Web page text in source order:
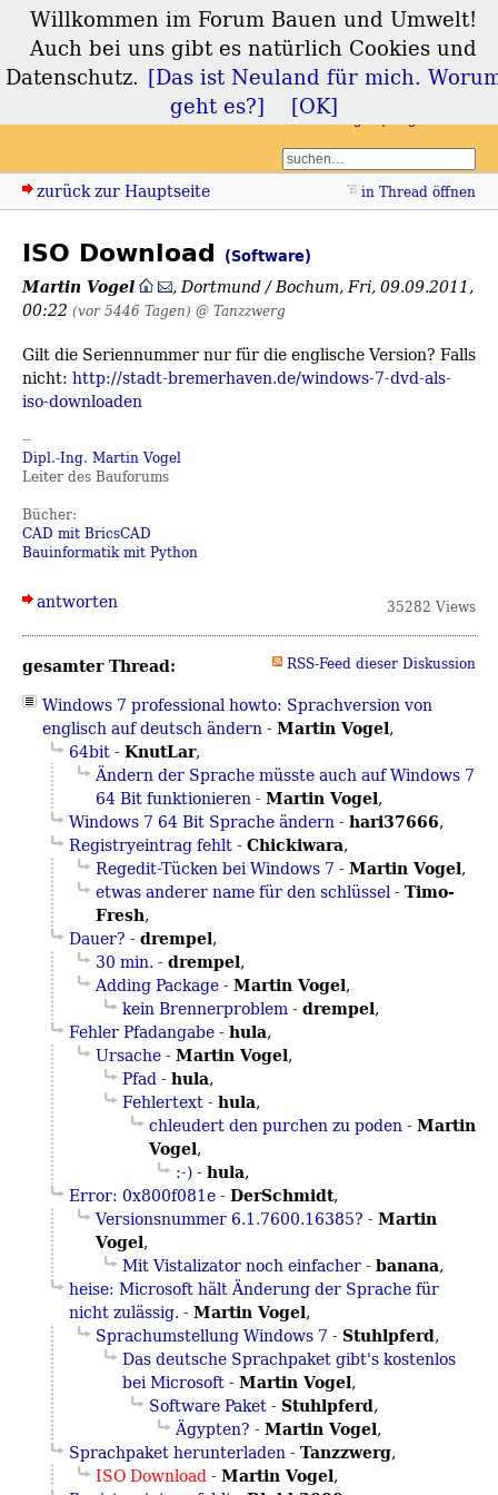
Forum Bauen und
Umwelt
zurück zur Hauptseite in Thread öffnen
ISO Download (Software)
Martin Vogel ,Dortmund / Bochum,Fri, 09.09.2011,
00:22 (vor 5446 Tagen) @ Tanzzwerg
Gilt die Seriennummer nur für die englische Version? Falls
nicht: http://stadt-bremerhaven.de/windows-7-dvd-als-
iso-downloaden
--
Dipl.-Ing. Martin Vogel
Leiter des Bauforums
Bücher:
CAD mit BricsCAD
Bauinformatik mit Python
antworten 35282 Views
gesamter Thread: RSS-Feed dieser Diskussion
Windows 7 professional howto: Sprachversion von
englisch auf deutsch ändern- Martin Vogel,
64bit- KnutLar,
Ändern der Sprache müsste auch auf Windows 7
64 Bit funktionieren- Martin Vogel,
Windows 7 64 Bit Sprache ändern- hari37666,
Registryeintrag fehlt- Chickiwara,
Regedit-Tücken bei Windows 7 - Martin Vogel,
etwas anderer name für den schlüssel- Timo-
Fresh,
Dauer? - drempel,
30 min. - drempel,
Adding Package- Martin Vogel,
kein Brennerproblem- drempel,
Fehler Pfadangabe- hula,
Ursache- Martin Vogel,
Pfad- hula,
Fehlertext- hula,
chleudert den purchen zu poden- Martin
Vogel,
:-)- hula,
Error: 0x800f081e- DerSchmidt,
Versionsnummer 6.1.7600.16385? - Martin
Vogel,
Mit Vistalizator noch einfacher- banana,
heise: Microsoft hält Änderung der Sprache für
nicht zulässig. - Martin Vogel,
Sprachumstellung Windows 7 - Stuhlpferd,
Das deutsche Sprachpaket gibt's kostenlos
bei Microsoft- Martin Vogel,
Software Paket- Stuhlpferd,
Ägypten? - Martin Vogel,
Sprachpaket herunterladen- Tanzzwerg,
ISO Download- Martin Vogel,
Willkommen im Forum Bauen und Umwelt!
Auch bei uns gibt es natürlich Cookies und
Datenschutz. [Das ist Neuland für mich.
geht es?]
[OK]